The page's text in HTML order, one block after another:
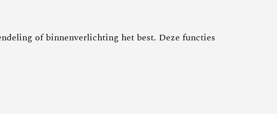
of binnenverlichting het best. Deze functies